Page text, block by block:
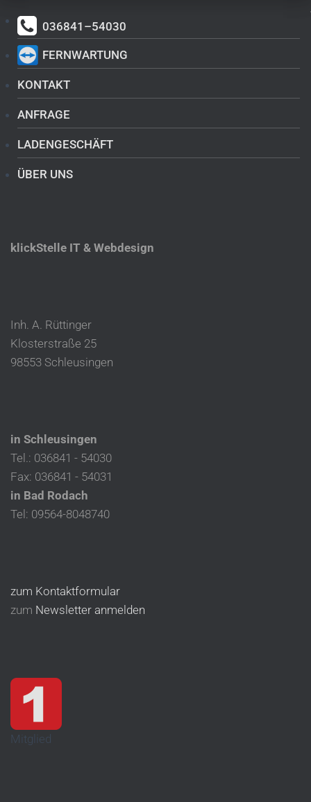
036841–54030
FERNWARTUNG
KONTAKT
ANFRAGE
LADENGESCHÄFT
ÜBER UNS
klickStelle IT & Webdesign
Inh. A. Rüttinger
Klosterstraße 25
98553 Schleusingen
in Schleusingen
Tel.: 036841 - 54030
Fax: 036841 - 54031
in Bad Rodach
Tel: 09564-8048740
zum Kontaktformular
zum Newsletter anmelden
Mitglied